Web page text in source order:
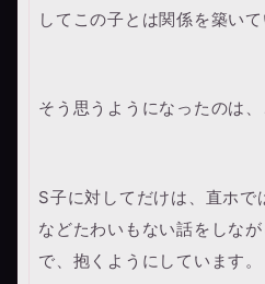
してこの子とは関係を築いて
そう思うようになったのは、
S子に対してだけは、直ホで
などたわいもない話をしな
で、抱くようにしています。